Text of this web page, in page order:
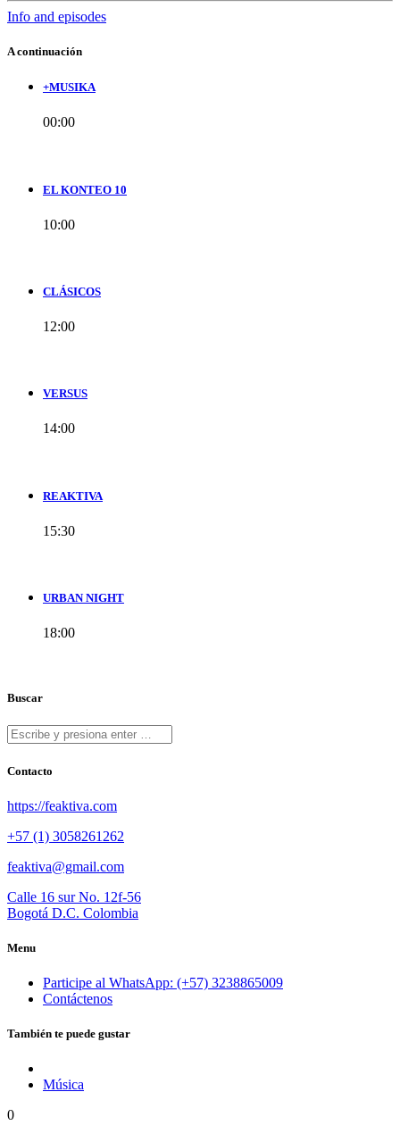
Info and episodes
A continuación
+MUSIKA
00:00
EL KONTEO 10
10:00
CLÁSICOS
12:00
VERSUS
14:00
REAKTIVA
15:30
URBAN NIGHT
18:00
Buscar
Contacto
https://feaktiva.com
+57 (1) 3058261262
feaktiva@gmail.com
Calle 16 sur No. 12f-56
Bogotá D.C. Colombia
Menu
Participe al WhatsApp: (+57) 3238865009
Contáctenos
También te puede gustar
Música
0